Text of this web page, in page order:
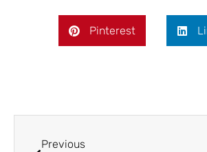
Pinterest
Previous